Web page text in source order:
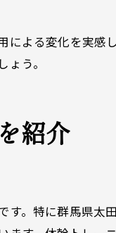
による変化を実
う。
紹介
。特に群馬県太